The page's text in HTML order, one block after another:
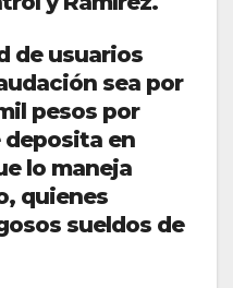
de usuarios
sea por
pesos por
deposita en
lo maneja
quienes
sueldos de